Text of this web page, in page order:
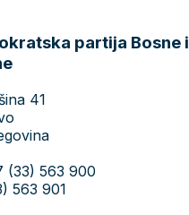
partija Bosne i
41
(33) 563 900
563 901